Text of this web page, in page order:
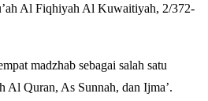
Al Fiqhiyah Al Kuwaitiyah, 2/372-
madzhab sebagai salah satu
Al Quran, As Sunnah, dan Ijma’.